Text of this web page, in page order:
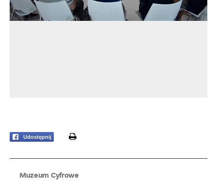
Udostępnij print
Muzeum Cyfrowe